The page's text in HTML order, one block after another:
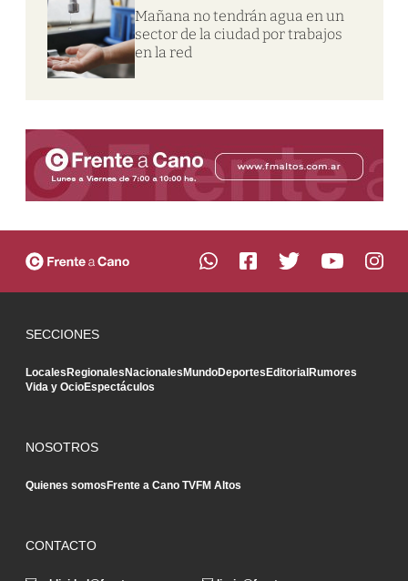
Mañana no tendrán agua en un
sector de la ciudad por trabajos
en la red
SECCIONES
LocalesRegionalesNacionalesMundoDeportesEditorialRumores
Vida y OcioEspectáculos
NOSOTROS
Quienes somosFrente a Cano TVFM Altos
CONTACTO